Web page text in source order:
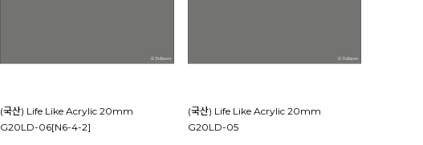
(국산) Life Like Acrylic 20mm
G20LD-06[N6-4-2]
(국산) Life Like Acrylic 20mm
G20LD-05